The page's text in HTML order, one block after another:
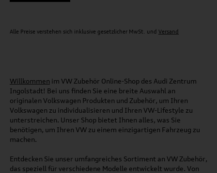
Alle Preise verstehen sich inklusive gesetzlicher MwSt. und Versand
Willkommen im VW Zubehör Online-Shop des Audi Zentrum
Ingolstadt! Bei uns finden Sie eine breite Auswahl an
originalen Volkswagen Produkten und Zubehör, um Ihren
Volkswagen zu individualisieren und Ihren VW-Lifestyle zu
unterstreichen. Unser Shop bietet Ihnen alles, was Sie
benötigen, um Ihren VW zu einem einzigartigen Fahrzeug zu
machen.
Entdecken Sie unser umfangreiches Sortiment an VW Zubehör,
das speziell für verschiedene Modelle entwickelt wurde. Von